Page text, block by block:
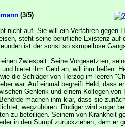
(3/5)
nicht auf. Sie will ein Verfahren gegen
steht seine berufliche Existenz
ist der sonst so skrupellose
Zwiespalt. Seine Vorgesetzten,
bietet ihm Geld an, will ihm helfen.
die Schläger von Herzog im leeren
war. Auf einmal begreift Held, dass
Gehlenk und einem Kollegen
machen ihm klar, dass sie
wegzuhören. Rüdiger wird sogar
zu beteiligen. Seinem von Krankheit
in den Sumpf zurückziehen, dem er